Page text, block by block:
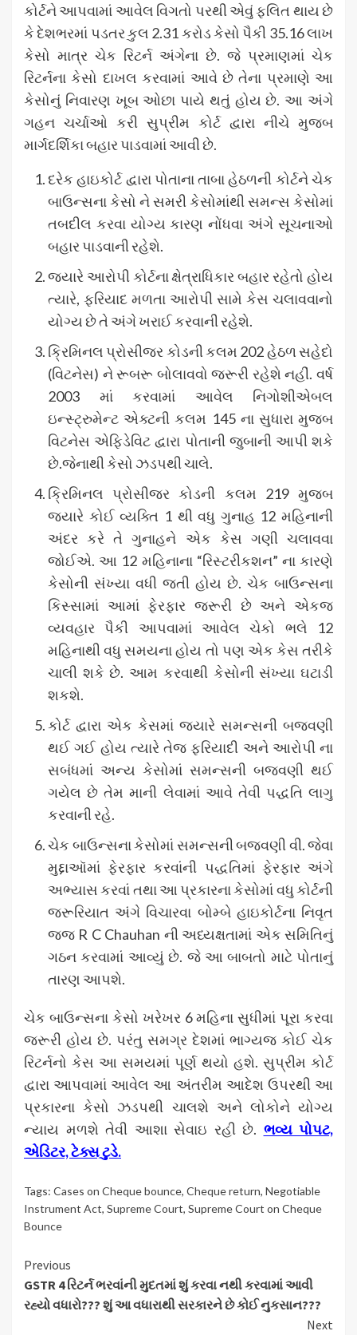
કોર્ટને આપવામાં આવેલ વિગતો પરથી એવું ફલિત થાય છે
કે દેશભરમાં પડતર કુલ 2.31 કરોડ કેસો પૈકી 35.16 લાખ
કેસો માત્ર ચેક રિટર્ન અંગેના છે. જે પ્રમાણમાં ચેક
રિટર્નના કેસો દાખલ કરવામાં આવે છે તેના પ્રમાણે આ
કેસોનું નિવારણ ખૂબ ઓછા પાયે થતું હોય છે. આ અંગે
ગહન ચર્ચાઓ કરી સુપ્રીમ કોર્ટ દ્વારા નીચે મુજબ
માર્ગદર્શિકા બહાર પાડવામાં આવી છે.
દરેક હાઇકોર્ટ દ્વારા પોતાના તાબા હેઠળની કોર્ટને ચેક
બાઉન્સના કેસો ને સમરી કેસોમાંથી સમન્સ કેસોમાં
તબદીલ કરવા યોગ્ય કારણ નોંધવા અંગે સૂચનાઓ
બહાર પાડવાની રહેશે.
જ્યારે આરોપી કોર્ટના ક્ષેત્રાધિકાર બહાર રહેતો હોય
ત્યારે, ફરિયાદ મળતા આરોપી સામે કેસ ચલાવવાનો
યોગ્ય છે તે અંગે ખરાઈ કરવાની રહેશે.
ક્રિમિનલ પ્રોસીજર કોડની કલમ 202 હેઠળ સહેદો
(વિટનેસ) ને રૂબરૂ બોલાવવો જરૂરી રહેશે નહીં. વર્ષ
2003 માં કરવામાં આવેલ નિગોશીએબલ
ઇન્સ્ટ્રુમેન્ટ એક્ટની કલમ 145 ના સુધારા મુજબ
વિટનેસ એફિડેવિટ દ્વારા પોતાની જુબાની આપી શકે
છે.જેનાથી કેસો ઝડપથી ચાલે.
ક્રિમિનલ પ્રોસીજર કોડની કલમ 219 મુજબ
જ્યારે કોઈ વ્યક્તિ 1 થી વધુ ગુનાહ 12 મહિનાની
અંદર કરે તે ગુનાહને એક કેસ ગણી ચલાવવા
જોઈએ. આ 12 મહિનાના “રિસ્ટરીકશન” ના કારણે
કેસોની સંખ્યા વધી જતી હોય છે. ચેક બાઉન્સના
કિસ્સામાં આમાં ફેરફાર જરૂરી છે અને એકજ
વ્યવહાર પૈકી આપવામાં આવેલ ચેકો ભલે 12
મહિનાથી વધુ સમયના હોય તો પણ એક કેસ તરીકે
ચાલી શકે છે. આમ કરવાથી કેસોની સંખ્યા ઘટાડી
શકશે.
કોર્ટ દ્વારા એક કેસમાં જ્યારે સમન્સની બજવણી
થઈ ગઈ હોય ત્યારે તેજ ફરિયાદી અને આરોપી ના
સબંધમાં અન્ય કેસોમાં સમન્સની બજવણી થઈ
ગયેલ છે તેમ માની લેવામાં આવે તેવી પદ્ધતિ લાગુ
કરવાની રહે.
ચેક બાઉન્સના કેસોમાં સમન્સની બજવણી વી. જેવા
મુદ્દાઑમાં ફેરફાર કરવાંની પદ્ધતિમાં ફેરફાર અંગે
અભ્યાસ કરવાં તથા આ પ્રકારના કેસોમાં વધુ કોર્ટની
જરૂરિયાત અંગે વિચારવા બોમ્બે હાઇકોર્ટના નિવૃત
જજ R C Chauhan ની અધ્યક્ષતામાં એક સમિતિનું
ગઠન કરવામાં આવ્યું છે. જે આ બાબતો માટે પોતાનું
તારણ આપશે.
ચેક બાઉન્સના કેસો ખરેખર 6 મહિના સુધીમાં પૂરા કરવા
જરૂરી હોય છે. પરંતુ સમગ્ર દેશમાં ભાગ્યજ કોઈ ચેક
રિટર્નનો કેસ આ સમયમાં પૂર્ણ થયો હશે. સુપ્રીમ કોર્ટ
દ્વારા આપવામાં આવેલ આ અંતરીમ આદેશ ઉપરથી આ
પ્રકારના કેસો ઝડપથી ચાલશે અને લોકોને યોગ્ય
ન્યાય મળશે તેવી આશા સેવાઇ રહી છે. ભવ્ય પોપટ,
એડિટર, ટેક્સ ટુડે.
Tags: Cases on Cheque bounce, Cheque return, Negotiable
Instrument Act, Supreme Court, Supreme Court on Cheque
Bounce
Continue
Reading
Previous
GSTR 4 રિટર્ન ભરવાંની મુદતમાં શું કરવા નથી કરવામાં આવી
રહ્યો વધારો??? શું આ વધારાથી સરકારને છે કોઈ નુકસાન???
Next